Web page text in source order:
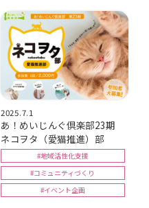
2025.7.1
あ！めいじんぐ倶楽部23期
ネコヲタ（愛猫推進）部
#地域活性化支援
#コミュニティづくり
#イベント企画